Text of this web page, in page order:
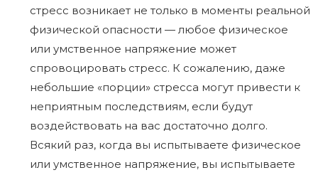
стресс возникает не только в моменты реальной
физической опасности — любое физическое
или умственное напряжение может
спровоцировать стресс. К сожалению, даже
небольшие «порции» стресса могут привести к
неприятным последствиям, если будут
воздействовать на вас достаточно долго.
Всякий раз, когда вы испытываете физическое
или умственное напряжение, вы испытываете